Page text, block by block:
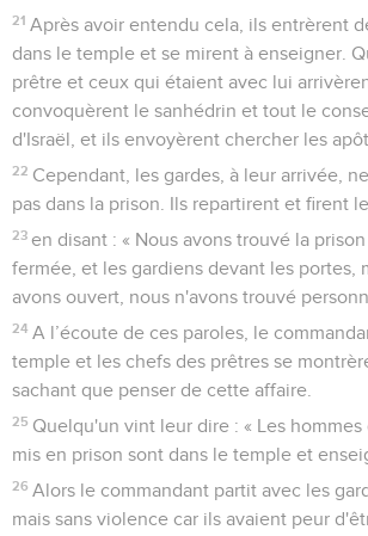
21 Après avoir entendu cela, ils entrèrent
dans le temple et se mirent à enseigner.
prêtre et ceux qui étaient avec lui
convoquèrent le sanhédrin et tout le
d'Israël, et ils envoyèrent chercher les
22 Cependant, les gardes, à leur arrivée,
pas dans la prison. Ils repartirent et firent
23 en disant : « Nous avons trouvé la
fermée, et les gardiens devant les portes,
avons ouvert, nous n'avons trouvé
24 A l’écoute de ces paroles, le
temple et les chefs des prêtres se
sachant que penser de cette affaire.
25 Quelqu'un vint leur dire : « Les hommes
mis en prison sont dans le temple et
26 Alors le commandant partit avec les
mais sans violence car ils avaient peur